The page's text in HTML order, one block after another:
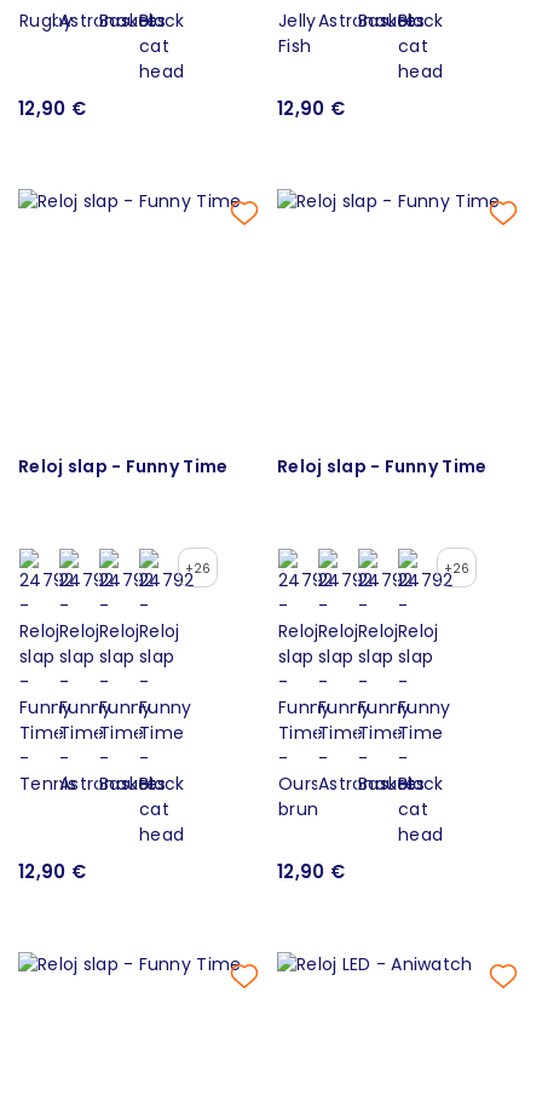
12,90 € 12,90 €
Reloj slap - Funny Time
+26
12,90 €
Reloj slap - Funny Time
+26
12,90 €